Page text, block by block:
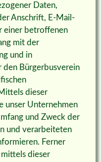
Daten,
Anschrift, E-Mail-
einer betroffenen
mit der
und in
Bürgerbusverein
dieser
unser Unternehmen
und Zweck der
und verarbeiteten
Ferner
dieser